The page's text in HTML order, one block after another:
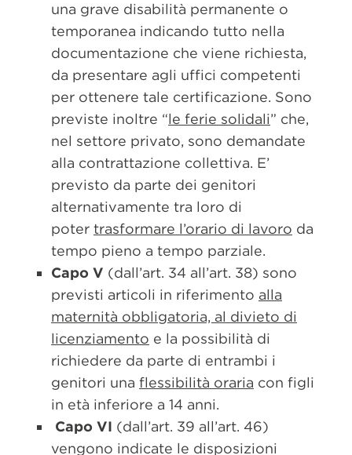
una grave disabilità permanente o
temporanea indicando tutto nella
documentazione che viene richiesta,
da presentare agli uffici competenti
per ottenere tale certificazione. Sono
previste inoltre “le ferie solidali” che,
nel settore privato, sono demandate
alla contrattazione collettiva. E’
previsto da parte dei genitori
alternativamente tra loro di
poter trasformare l’orario di lavoro da
tempo pieno a tempo parziale.
Capo V (dall’art. 34 all’art. 38) sono
previsti articoli in riferimento alla
maternità obbligatoria, al divieto di
licenziamento e la possibilità di
richiedere da parte di entrambi i
genitori una flessibilità oraria con figli
in età inferiore a 14 anni.
Capo VI (dall’art. 39 all’art. 46)
vengono indicate le disposizioni